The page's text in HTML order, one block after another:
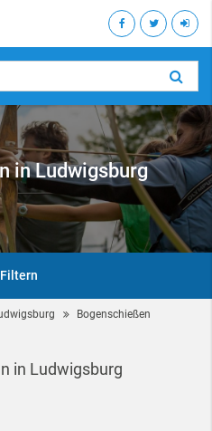
in Ludwigsburg
Filtern
Bogenschießen
in Ludwigsburg